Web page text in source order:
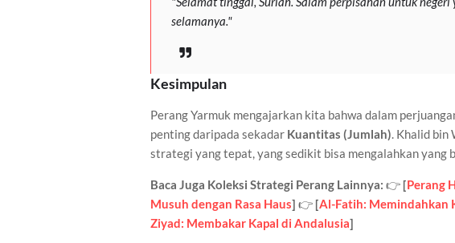
selamanya."
Kesimpulan
Perang Yarmuk mengajarkan kita bahwa dalam
penting daripada sekadar Kuantitas (Jumlah). Khalid bin
strategi yang tepat, yang sedikit bisa mengalahkan yang
Baca Juga Koleksi Strategi Perang Lainnya: 👉 [Perang
Musuh dengan Rasa Haus] 👉 [Al-Fatih: Memindahkan
Ziyad: Membakar Kapal di Andalusia]